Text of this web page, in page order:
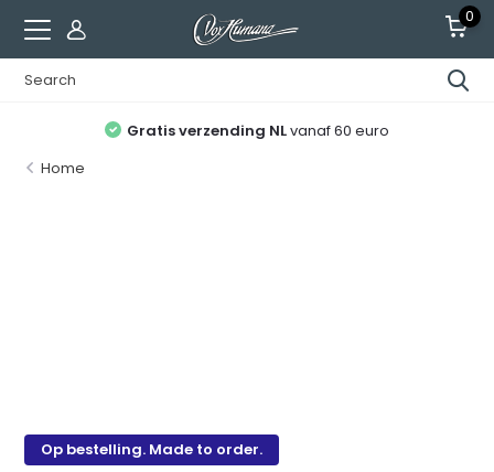
0
Gratis verzending NLvanaf 60 euro
Home
Op bestelling. Made to order.